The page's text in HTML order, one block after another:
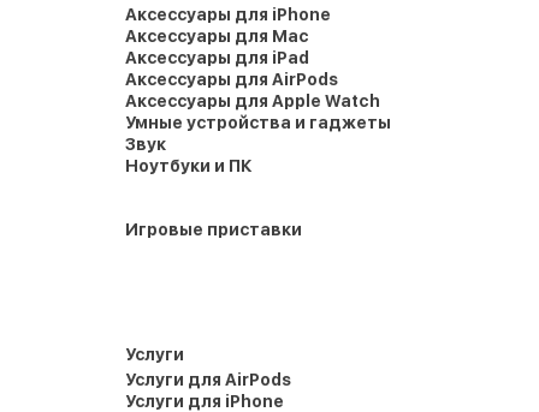
Аксессуары для iPhone
Аксессуары для Mac
Аксессуары для iPad
Аксессуары для AirPods
Аксессуары для Apple Watch
Умные устройства и гаджеты
Звук
Ноутбуки и ПК
Игровые приставки
Услуги
Услуги для AirPods
Услуги для iPhone